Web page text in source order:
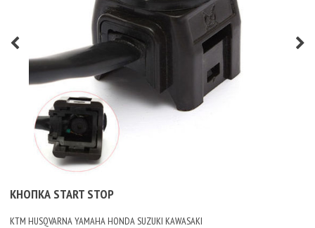
КНОПКА START STOP
KTM HUSQVARNA YAMAHA HONDA SUZUKI KAWASAKI